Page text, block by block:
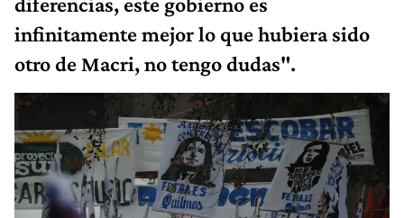
infinitamente mejor lo que hubiera sido
otro de Macri, no tengo dudas".